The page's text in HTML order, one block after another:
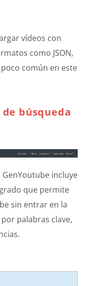
vídeos con
como JSON,
poco común en este
búsqueda
incluye
que permite
sin entrar en la
palabras clave,